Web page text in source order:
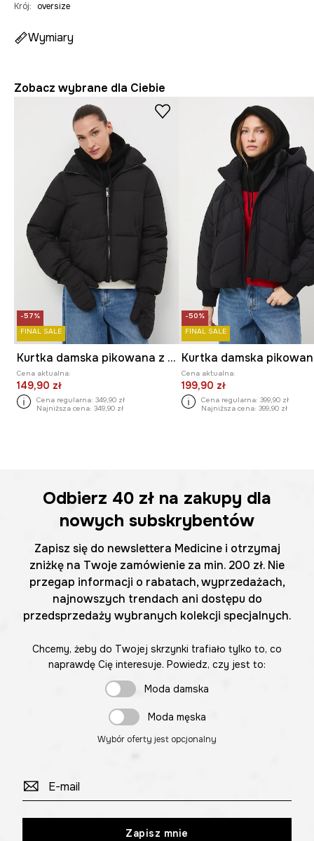
Krój: oversize
Wymiary
Zobacz wybrane dla Ciebie
-57%
FINAL SALE
Kurtka damska pikowana z rękawiczkami
Cena aktualna:
149,90 zł
Cena regularna: 349,90 zł
Najniższa cena: 349,90 zł
-50%
FINAL SALE
Kurtka damska
Cena aktualna:
199,90 zł
Cena regularna: 399,90 zł
Najniższa cena: 399,90 zł
Odbierz 40 zł na zakupy dla
nowych subskrybentów
Zapisz się do newslettera Medicine i otrzymaj
zniżkę na Twoje zamówienie za min. 200 zł. Nie
przegap informacji o rabatach, wyprzedażach,
najnowszych trendach ani dostępu do
przedsprzedaży wybranych kolekcji specjalnych.
Chcemy, żeby do Twojej skrzynki trafiało tylko to, co
naprawdę Cię interesuje. Powiedz, czy jest to:
Moda damska
Moda męska
Wybór oferty jest opcjonalny
Zapisz mnie